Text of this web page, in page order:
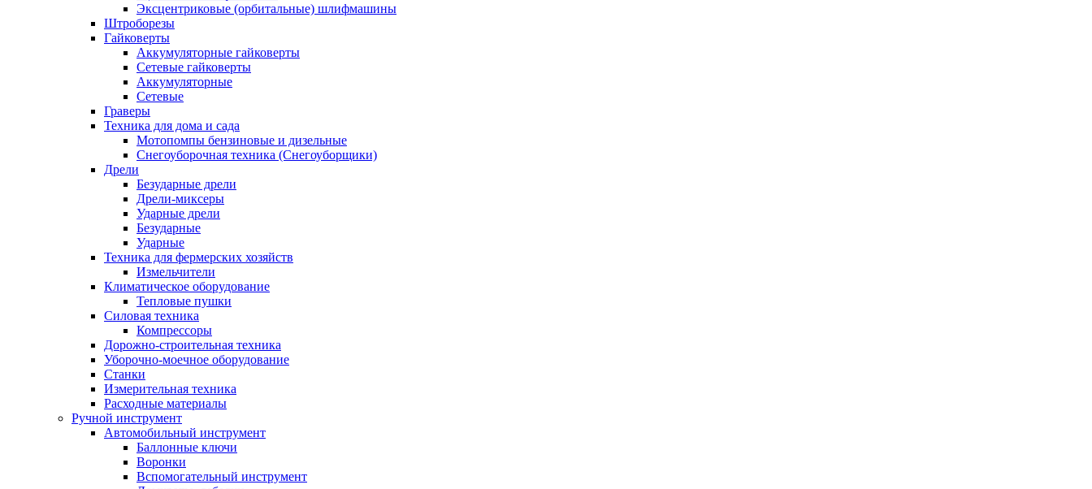
Эксцентриковые (орбитальные) шлифмашины
Штроборезы
Гайковерты
Аккумуляторные гайковерты
Сетевые гайковерты
Аккумуляторные
Сетевые
Граверы
Техника для дома и сада
Мотопомпы бензиновые и дизельные
Снегоуборочная техника (Снегоуборщики)
Дрели
Безударные дрели
Дрели-миксеры
Ударные дрели
Безударные
Ударные
Техника для фермерских хозяйств
Измельчители
Климатическое оборудование
Тепловые пушки
Силовая техника
Компрессоры
Дорожно-строительная техника
Уборочно-моечное оборудование
Станки
Измерительная техника
Расходные материалы
Ручной инструмент
Автомобильный инструмент
Баллонные ключи
Воронки
Вспомогательный инструмент